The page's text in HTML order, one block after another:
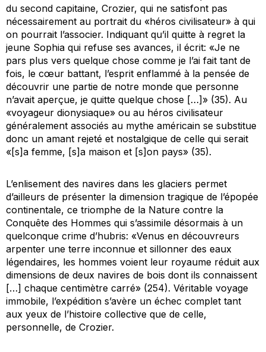
du second capitaine, Crozier, qui ne satisfont pas
nécessairement au portrait du «héros civilisateur» à qui
on pourrait l’associer. Indiquant qu’il quitte à regret la
jeune Sophia qui refuse ses avances, il écrit: «Je ne
pars plus vers quelque chose comme je l’ai fait tant de
fois, le cœur battant, l’esprit enflammé à la pensée de
découvrir une partie de notre monde que personne
n’avait aperçue, je quitte quelque chose […]» (35). Au
«voyageur dionysiaque» ou au héros civilisateur
généralement associés au mythe américain se substitue
donc un amant rejeté et nostalgique de celle qui serait
«[s]a femme, [s]a maison et [s]on pays» (35).
L’enlisement des navires dans les glaciers permet
d’ailleurs de présenter la dimension tragique de l’épopée
continentale, ce triomphe de la Nature contre la
Conquête des Hommes qui s’assimile désormais à un
quelconque crime d’hubris: «Venus en découvreurs
arpenter une terre inconnue et sillonner des eaux
légendaires, les hommes voient leur royaume réduit aux
dimensions de deux navires de bois dont ils connaissent
[…] chaque centimètre carré» (254). Véritable voyage
immobile, l’expédition s’avère un échec complet tant
aux yeux de l’histoire collective que de celle,
personnelle, de Crozier.